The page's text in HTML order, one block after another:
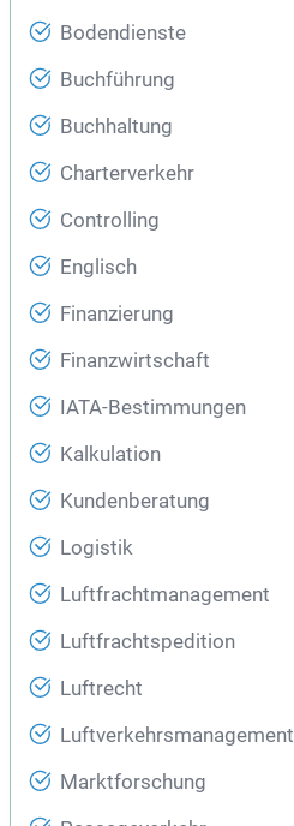
Bodendienste
Buchführung
Buchhaltung
Charterverkehr
Controlling
Englisch
Finanzierung
Finanzwirtschaft
IATA-Bestimmungen
Kalkulation
Kundenberatung
Logistik
Luftfrachtmanagement
Luftfrachtspedition
Luftrecht
Luftverkehrsmanagement
Marktforschung